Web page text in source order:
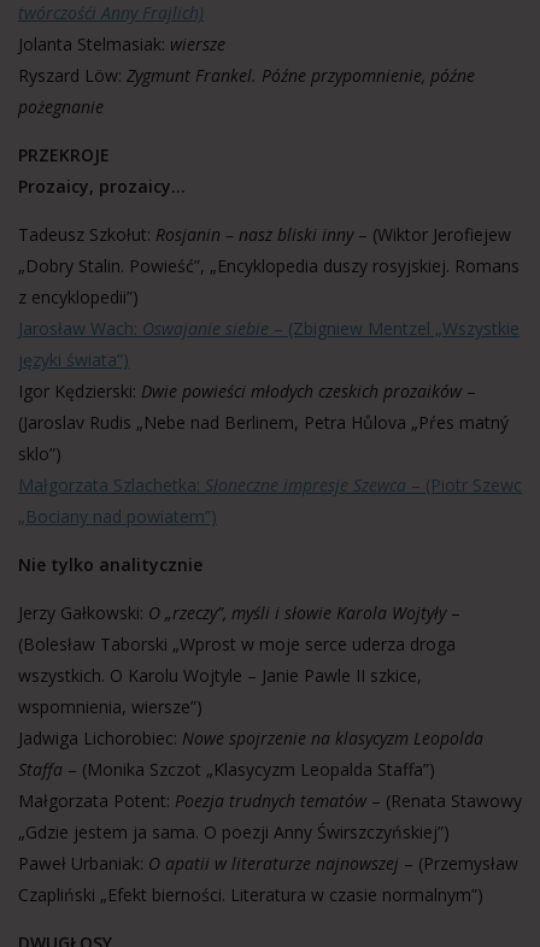
twórczośći Anny Frajlich)
Jolanta Stelmasiak: wiersze
Ryszard Löw: Zygmunt Frankel. Późne przypomnienie, późne
pożegnanie
PRZEKROJE
Prozaicy, prozaicy…
Tadeusz Szkołut: Rosjanin – nasz bliski inny– (Wiktor Jerofiejew
„Dobry Stalin. Powieść”, „Encyklopedia duszy rosyjskiej. Romans
z encyklopedii”)
Jarosław Wach: Oswajanie siebie – (Zbigniew Mentzel „Wszystkie
języki świata”)
Igor Kędzierski: Dwie powieści młodych czeskich prozaików –
(Jaroslav Rudis „Nebe nad Berlinem, Petra Hůlova „Pŕes matný
sklo”)
Małgorzata Szlachetka: Słoneczne impresje Szewca – (Piotr Szewc
„Bociany nad powiatem”)
Nie tylko analitycznie
Jerzy Gałkowski: O „rzeczy”, myśli i słowie Karola Wojtyły–
(Bolesław Taborski „Wprost w moje serce uderza droga
wszystkich. O Karolu Wojtyle – Janie Pawle II szkice,
wspomnienia, wiersze”)
Jadwiga Lichorobiec: Nowe spojrzenie na klasycyzm Leopolda
Staffa – (Monika Szczot „Klasycyzm Leopalda Staffa”)
Małgorzata Potent: Poezja trudnych tematów – (Renata Stawowy
„Gdzie jestem ja sama. O poezji Anny Świrszczyńskiej”)
Paweł Urbaniak: O apatii w literaturze najnowszej – (Przemysław
Czapliński „Efekt bierności. Literatura w czasie normalnym”)